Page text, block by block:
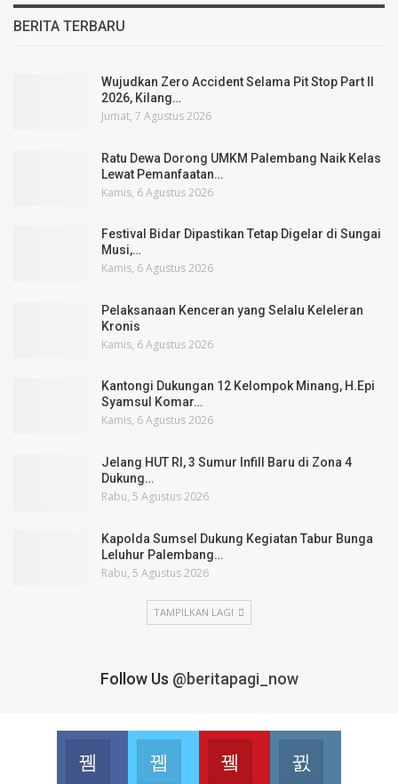
BERITA TERBARU
Wujudkan Zero Accident Selama Pit Stop Part II
2026, Kilang…
Jumat, 7 Agustus 2026
Ratu Dewa Dorong UMKM Palembang Naik Kelas
Lewat Pemanfaatan…
Kamis, 6 Agustus 2026
Festival Bidar Dipastikan Tetap Digelar di Sungai
Musi,…
Kamis, 6 Agustus 2026
Pelaksanaan Kenceran yang Selalu Keleleran
Kronis
Kamis, 6 Agustus 2026
Kantongi Dukungan 12 Kelompok Minang, H.Epi
Syamsul Komar…
Kamis, 6 Agustus 2026
Jelang HUT RI, 3 Sumur Infill Baru di Zona 4
Dukung…
Rabu, 5 Agustus 2026
Kapolda Sumsel Dukung Kegiatan Tabur Bunga
Leluhur Palembang…
Rabu, 5 Agustus 2026
TAMPILKAN LAGI
Follow Us @beritapagi_now
Facebook
Join us on Facebook
Twitter
Join us on Twitter
Youtube
Join us on Youtube